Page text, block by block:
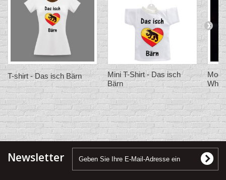
T-shirt - Das isch Bärn
Mini T-Shirt - Das isch
Bärn
White
Newsletter